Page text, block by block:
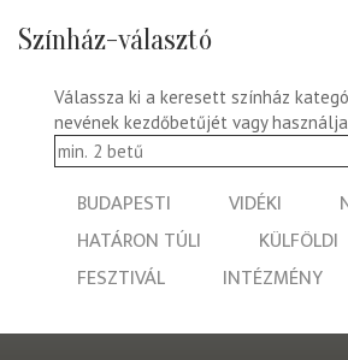
Színház-választó
Válassza ki a keresett színház
nevének kezdőbetűjét vagy
BUDAPESTI VIDÉKI
HATÁRON TÚLI
KÜLFÖLDI
FESZTIVÁL
INTÉZMÉNY